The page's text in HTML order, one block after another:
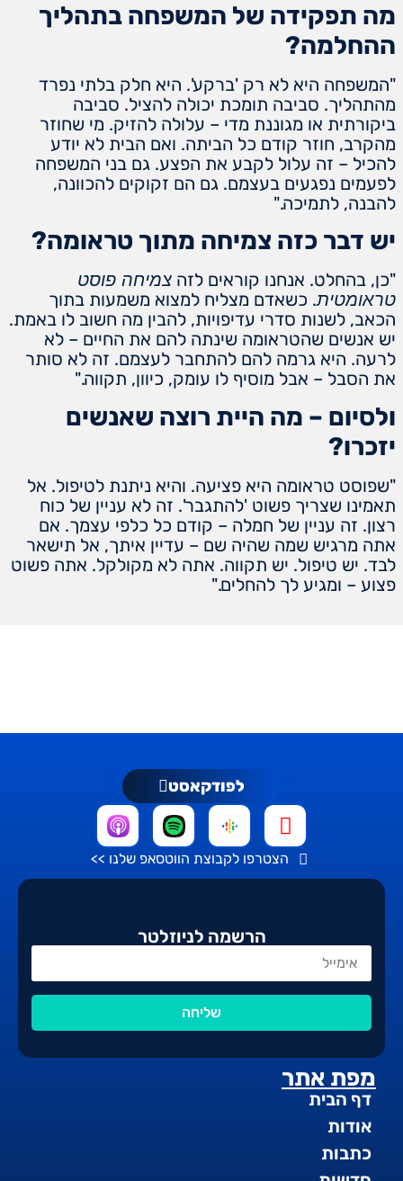
מה תפקידה של המשפחה בתהליך
ההחלמה?
"המשפחה היא לא רק 'ברקע'. היא חלק בלתי נפרד
מהתהליך. סביבה תומכת יכולה להציל. סביבה
ביקורתית או מגוננת מדי – עלולה להזיק. מי שחוזר
מהקרב, חוזר קודם כל הביתה. ואם הבית לא יודע
להכיל – זה עלול לקבע את הפצע. גם בני המשפחה
לפעמים נפגעים בעצמם. גם הם זקוקים להכוונה,
להבנה, לתמיכה."
יש דבר כזה צמיחה מתוך טראומה?
"כן, בהחלט. אנחנו קוראים לזה צמיחה פוסט
טראומטית. כשאדם מצליח למצוא משמעות בתוך
הכאב, לשנות סדרי עדיפויות, להבין מה חשוב לו באמת.
יש אנשים שהטראומה שינתה להם את החיים – לא
לרעה. היא גרמה להם להתחבר לעצמם. זה לא סותר
את הסבל – אבל מוסיף לו עומק, כיוון, תקווה."
ולסיום – מה היית רוצה שאנשים
יזכרו?
"שפוסט טראומה היא פציעה. והיא ניתנת לטיפול. אל
תאמינו שצריך פשוט 'להתגבר'. זה לא עניין של כוח
רצון. זה עניין של חמלה – קודם כל כלפי עצמך. אם
אתה מרגיש שמה שהיה שם – עדיין איתך, אל תישאר
לבד. יש טיפול. יש תקווה. אתה לא מקולקל. אתה פשוט
פצוע – ומגיע לך להחלים."
מפת אתר
דף הבית
אודות
כתבות
לפודקאסט
הצטרפו לקבוצת הווטסאפ שלנו >>
הרשמה לניוזלטר
שליחה